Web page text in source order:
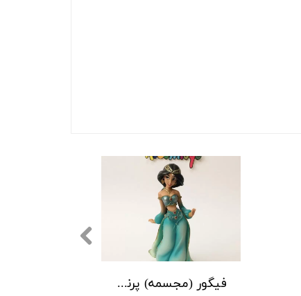
فیگور (مجسمه) پرنسس جاسمین علاالدین دیزنی Disney Aladdin Jasmine Statue